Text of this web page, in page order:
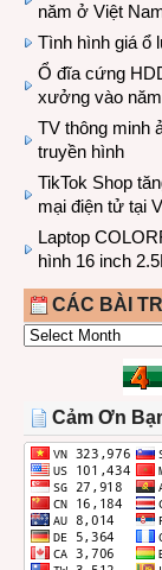
năm ở Việt
Tình hình giá ổ
Ổ đĩa cứng
xưởng vào
TV thông minh
truyền hình
TikTok Shop
mại điện tử tại
Laptop
hình 16 inch
CÁC BÀI
CÁC
THÁNG
Cảm Ơn